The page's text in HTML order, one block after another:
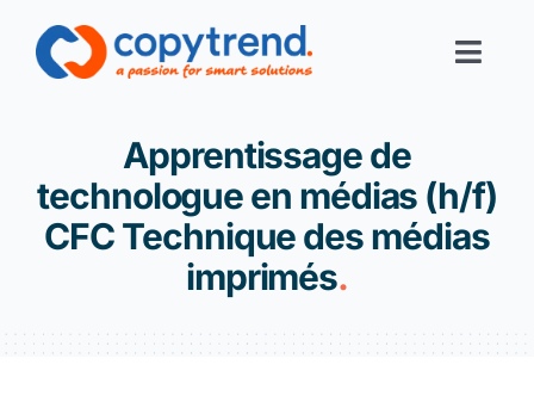
Print-Services
Digital-Services
Apprentissage de
technologue en médias (h/f)
CFC Technique des médias
imprimés.